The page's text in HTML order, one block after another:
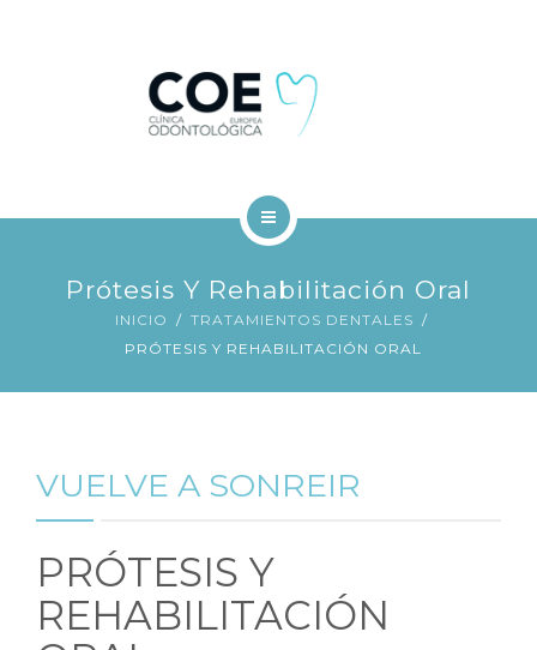
FINANCIACIÓN
BLOG
Prótesis Y Rehabilitación Oral
INICIO
TRATAMIENTOS DENTALES
PRÓTESIS Y REHABILITACIÓN ORAL
VUELVE A SONREIR
PRÓTESIS Y
REHABILITACIÓN